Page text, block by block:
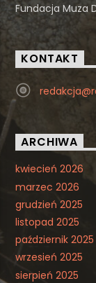
Fundacja Muza
KONTAKT
ARCHIWA
kwiecień 2026
marzec 2026
grudzień 2025
listopad 2025
październik 2025
wrzesień 2025
sierpień 2025